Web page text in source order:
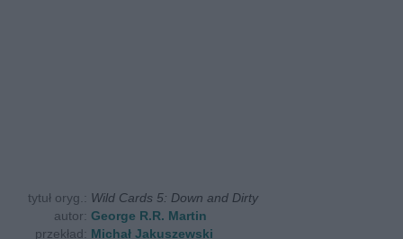
tytuł oryg.: Wild Cards 5: Down and Dirty
autor: George R.R. Martin
przekład: Michał Jakuszewski